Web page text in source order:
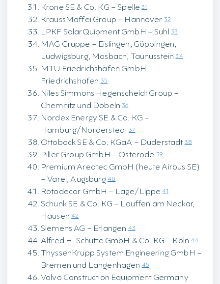
Krone SE & Co. KG – Spelle31
KraussMaffei Group – Hannover32
LPKF SolarQuipment GmbH – Suhl 33
MAG Gruppe – Eislingen, Göppingen,
Ludwigsburg, Mosbach, Taunusstein34
MTU Friedrichshafen GmbH –
Friedrichshafen35
Niles Simmons Hegenscheidt Group –
Chemnitz und Döbeln36
Nordex Energy SE & Co. KG –
Hamburg/Norderstedt37
Ottobock SE & Co. KGaA – Duderstadt38
Piller Group GmbH – Osterode39
Premium Areotec GmbH (heute Airbus SE)
– Varel, Augsburg40
Rotodecor GmbH – Lage/Lippe41
Schunk SE & Co. KG – Lauffen am Neckar,
Hausen42
Siemens AG – Erlangen43
Alfred H. Schütte GmbH & Co. KG – Köln44
ThyssenKrupp System Engineering GmbH –
Bremen und Langenhagen45
Volvo Construction Equipment Germany